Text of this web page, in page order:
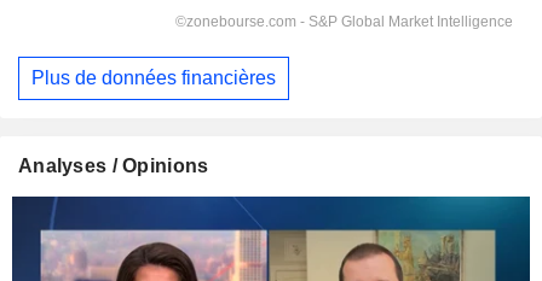
Plus de données financières
Analyses / Opinions